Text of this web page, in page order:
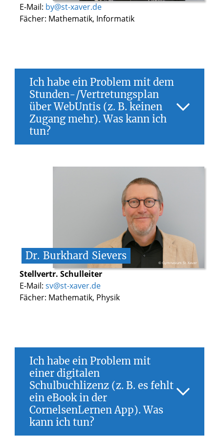
E-Mail: by@st-xaver.de
Fächer: Mathematik, Informatik
Ich habe ein Problem mit dem
Stunden-/Vertretungsplan
über WebUntis (z. B. keinen
Zugang mehr). Was kann ich
tun?
die Funktion „Passwort vergessen?“, sofern
du eine externe Email-Adresse in deinem
WebUntis-Profil hinterlegt hast. Zudem gibt
es einen ausführlichen Hilfebereich zu
WebUntis auf der Homepage des
Gymnasiums St. Xaver unter „Service“.
Wende dich sonst per Email an Herrn Dr.
Sievers.
© Gymnasium St. Xaver
Dr. Burkhard Sievers
Stellvertr. Schulleiter
E-Mail: sv@st-xaver.de
Fächer: Mathematik, Physik
Ich habe ein Problem mit
einer digitalen
Schulbuchlizenz (z. B. es fehlt
ein eBook in der
CornelsenLernen App). Was
kann ich tun?